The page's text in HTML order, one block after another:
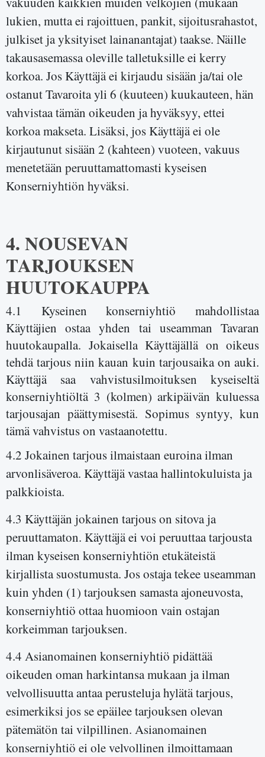
lukien, mutta ei rajoittuen, pankit, sijoitusrahastot,
julkiset ja yksityiset lainanantajat) taakse. Näille
takausasemassa oleville talletuksille ei kerry
korkoa. Jos Käyttäjä ei kirjaudu sisään ja/tai ole
ostanut Tavaroita yli 6 (kuuteen) kuukauteen, hän
vahvistaa tämän oikeuden ja hyväksyy, ettei
korkoa makseta. Lisäksi, jos Käyttäjä ei ole
kirjautunut sisään 2 (kahteen) vuoteen, vakuus
menetetään peruuttamattomasti kyseisen
Konserniyhtiön hyväksi.
4. NOUSEVAN
TARJOUKSEN
HUUTOKAUPPA
4.1 Kyseinen konserniyhtiö mahdollistaa
Käyttäjien ostaa yhden tai useamman Tavaran
huutokaupalla. Jokaisella Käyttäjällä on oikeus
tehdä tarjous niin kauan kuin tarjousaika on auki.
Käyttäjä saa vahvistusilmoituksen kyseiseltä
konserniyhtiöltä 3 (kolmen) arkipäivän kuluessa
tarjousajan päättymisestä. Sopimus syntyy, kun
tämä vahvistus on vastaanotettu.
4.2 Jokainen tarjous ilmaistaan euroina ilman
arvonlisäveroa. Käyttäjä vastaa hallintokuluista ja
palkkioista.
4.3 Käyttäjän jokainen tarjous on sitova ja
peruuttamaton. Käyttäjä ei voi peruuttaa tarjousta
ilman kyseisen konserniyhtiön etukäteistä
kirjallista suostumusta. Jos ostaja tekee useamman
kuin yhden (1) tarjouksen samasta ajoneuvosta,
konserniyhtiö ottaa huomioon vain ostajan
korkeimman tarjouksen.
4.4 Asianomainen konserniyhtiö pidättää
oikeuden oman harkintansa mukaan ja ilman
velvollisuutta antaa perusteluja hylätä tarjous,
esimerkiksi jos se epäilee tarjouksen olevan
pätemätön tai vilpillinen. Asianomainen
konserniyhtiö ei ole velvollinen ilmoittamaan